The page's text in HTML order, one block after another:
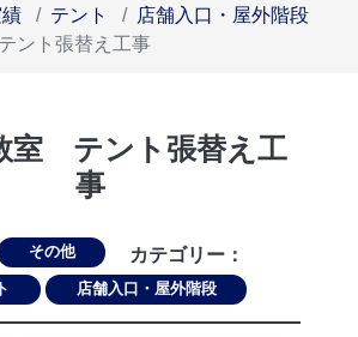
テント
店舗入口・屋外階段
ント張替え工事
室 テント張替え工
事
その他 カテゴリー：
店舗入口・屋外階段